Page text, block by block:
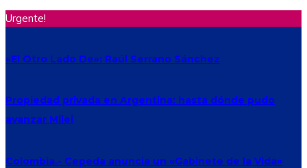
Urgente!
«El Otro Lado De»: Raúl Serrano Sánchez
Propiedad privada en Argentina: hasta dónde pudo
avanzar Milei
Colombia.- Cepeda anuncia un «Gabinete de la Vida»